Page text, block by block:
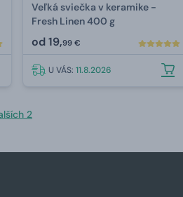
Veľká sviečka v keramike -
Fresh Linen 400 g
od19,99 €
U VÁS:11.8.2026
2